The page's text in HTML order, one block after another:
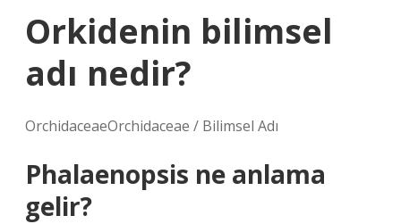
Orkidenin bilimsel
adı nedir?
OrchidaceaeOrchidaceae / Bilimsel Adı
Phalaenopsis ne anlama
gelir?